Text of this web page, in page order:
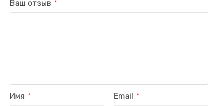
Ваш отзыв *
Имя * Email *